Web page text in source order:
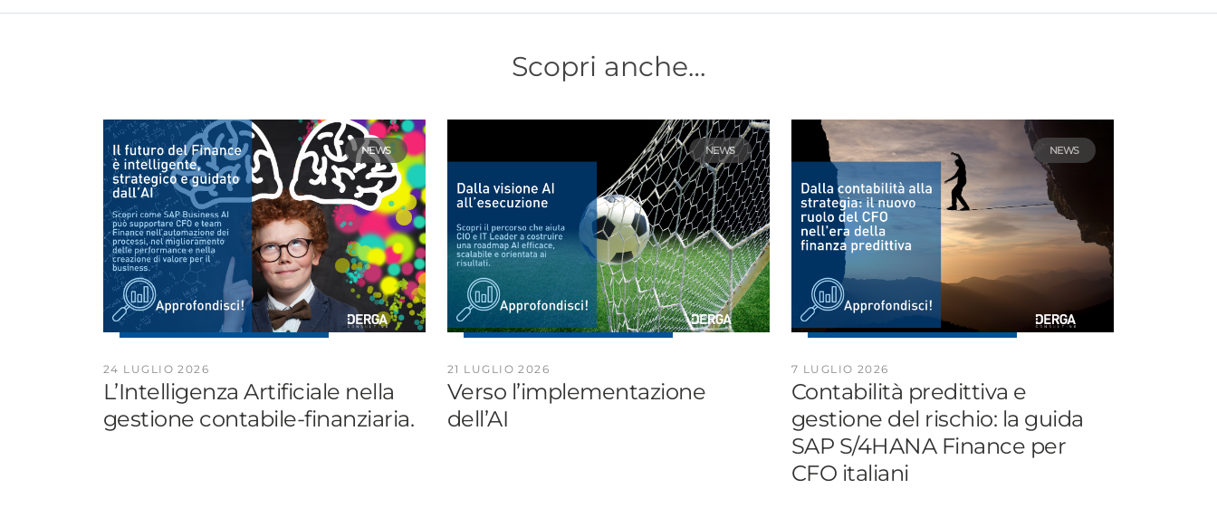
Scopri anche…
NEWS
24 LUGLIO 2026
L’Intelligenza Artificiale nella
gestione contabile-finanziaria.
NEWS
21 LUGLIO 2026
Verso l’implementazione
dell’AI
NEWS
7 LUGLIO 2026
Contabilità predittiva e
gestione del rischio: la guida
SAP S/4HANA Finance per
CFO italiani